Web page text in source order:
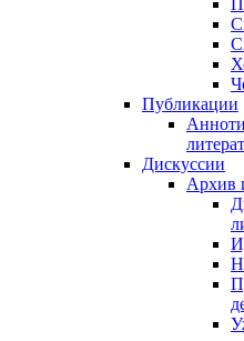
Публикации
Дискуссии
Архив